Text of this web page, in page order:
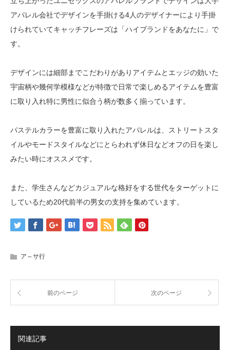
アパレル会社でデザインを手掛ける4人のデザイナーにより手掛
けられていてキャッチフレーズは「ハイブランドをあなたに」で
す。
デザインには細部までこだわりがありアイテムとエッジの効いた
宇宙柄や幾何学模様などが特徴で日常で楽しめるアイテムを豊富
に取り入れ特に男性に似合う柄が数多く揃っています。
パステルカラーを豊富に取り入れたアパレルは、ストリートスタ
イルやモードスタイルなどにとらわれず休日などオフの日を楽し
みたい時にオススメです。
また、学生さんなどカジュアルな格好をする世代をターゲットに
しているため20代前半の男女の支持を集めています。
ア～サ行
前のページ 次のページ
関連記事